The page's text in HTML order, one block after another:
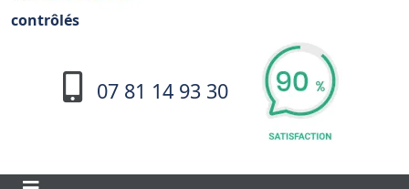
contrôlés
07 81 14 93 30